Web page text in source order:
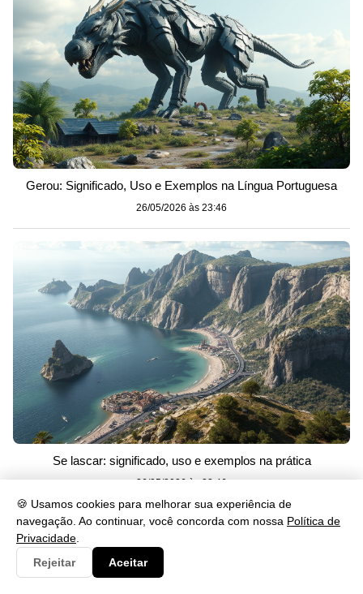
🍪 Usamos cookies para melhorar sua experiência de
navegação. Ao continuar, você concorda com nossa Política de
Privacidade
Rejeitar
Aceitar
Gerou: Significado, Uso e Exemplos na Língua Portuguesa
26/05/2026 às 23:46
Se lascar: significado, uso e exemplos na prática
26/05/2026 às 23:46
Categorias
Artes